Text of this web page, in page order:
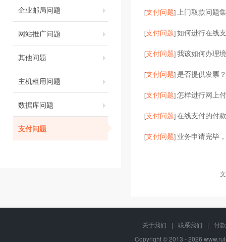
企业邮局问题
网站推广问题
其他问题
主机租用问题
数据库问题
支付问题
[支付问题]上门取款问题
[支付问题]如何进行在线
[支付问题]我该如何办理
[支付问题]是否提供发票
[支付问题]怎样进行网上
[支付问题]在线支付的付
[支付问题] 业务申请完毕
关于我们 | 联系我们 |
付
Copyright © 2013 - 2026